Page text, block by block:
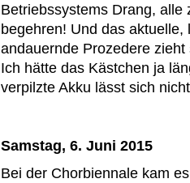
Betriebssystems Drang,
begehren! Und das
andauernde Prozedere
Ich hätte das Kästchen ja
verpilzte Akku lässt sich
Samstag, 6. Juni 2015
Bei der Chorbiennale kam